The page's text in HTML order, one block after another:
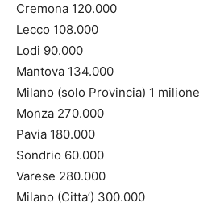
Cremona 120.000
Lecco 108.000
Lodi 90.000
Mantova 134.000
Milano (solo Provincia) 1 milione
Monza 270.000
Pavia 180.000
Sondrio 60.000
Varese 280.000
Milano (Citta’) 300.000